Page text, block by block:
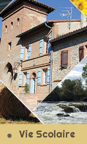
Vie Scolaire